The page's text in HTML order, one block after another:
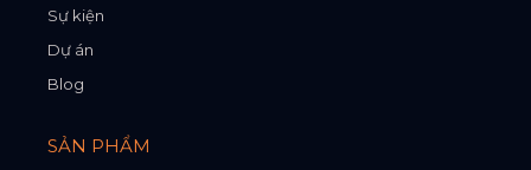
Sự kiện
Dự án
Blog
SẢN PHẨM